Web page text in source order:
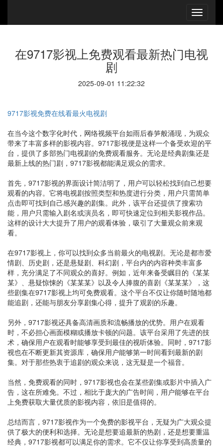
在9717影视上免费观看最新热门电视
剧
2025-09-01 11:22:32
9717影视免费在线看最火电视剧
在当今这个数字化时代，网络视频平台如雨后春笋般涌现，为观众
带来了丰富多样的影视内容。9717影视便是这样一个备受欢迎的平
台，提供了多部热门电视剧的免费观看服务。无论是经典剧集还是
最新上线的热门剧，9717影视都能满足观众的需求。
首先，9717影视的界面设计简洁明了，用户可以轻松找到自己想要
观看的内容。它将电视剧按照类型和热度进行分类，用户只需简单
点击即可找到自己感兴趣的剧集。此外，该平台还提供了搜索功
能，用户只需输入剧名或演员名，即可快速定位到相关影视作品。
这样的设计大大提升了用户的观看体验，吸引了大量观众前来观
看。
在9717影视上，你可以找到众多当前最火的电视剧。无论是都市爱
情剧、历史剧，还是悬疑剧、科幻剧，平台内的内容种类丰富多
样，充分满足了不同观众的喜好。例如，近年来备受瞩目的《某某
某》、悬疑惊悚的《某某某》以及令人捧腹的喜剧《某某某》，这
些剧集在9717影视上均可免费观看。这个平台不仅让你随时随地都
能追剧，还能与朋友分享剧集心得，提升了观剧的乐趣。
另外，9717影视还具备高清画质和流畅播放的优势。用户在观看
时，不必担心画面模糊或播放卡顿的问题。该平台采用了先进的技
术，确保用户在观看时能够享受到最佳的视听体验。同时，9717影
视也在不断更新其资源库，确保用户能够第一时间看到最新的剧
集。对于那些热衷于追剧的观众来说，这无疑是一个福音。
当然，免费观看的同时，9717影视也会在某些剧集或影片中插入广
告，这在所难免。不过，相比于庞大的广告时间，用户能够在平台
上免费获取大量优质的影视内容，依旧是值得的。
总结而言，9717影视作为一个免费的影视平台，无疑为广大观众提
供了极大的便利和选择。无论是想要追最新的热剧，还是想要重温
经典，9717影视都可以满足你的需求。它不仅让你享受到高质量的